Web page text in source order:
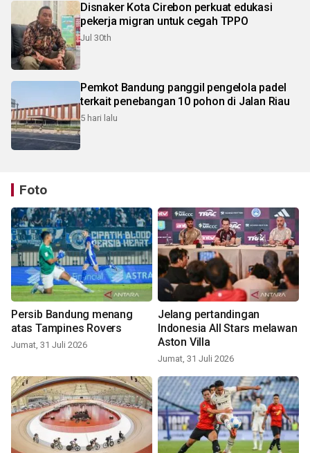
Disnaker Kota Cirebon perkuat edukasi
pekerja migran untuk cegah TPPO
Jul 30th
Pemkot Bandung panggil pengelola padel
terkait penebangan 10 pohon di Jalan Riau
5 hari lalu
Foto
Persib Bandung menang
atas Tampines Rovers
Jumat, 31 Juli 2026
Jelang pertandingan
Indonesia All Stars melawan
Aston Villa
Jumat, 31 Juli 2026